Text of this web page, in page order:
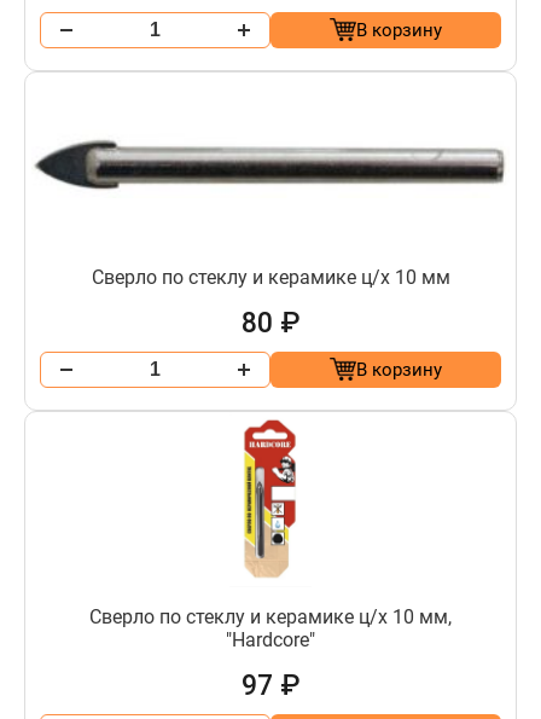
В корзину
Сверло по стеклу и керамике ц/х 10 мм
80 ₽
В корзину
Сверло по стеклу и керамике ц/х 10 мм,
"Hardcore"
97 ₽